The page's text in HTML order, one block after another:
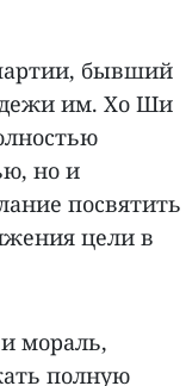
бывший
им. Хо Ши
но и
посвятить
цели в
мораль,
полную